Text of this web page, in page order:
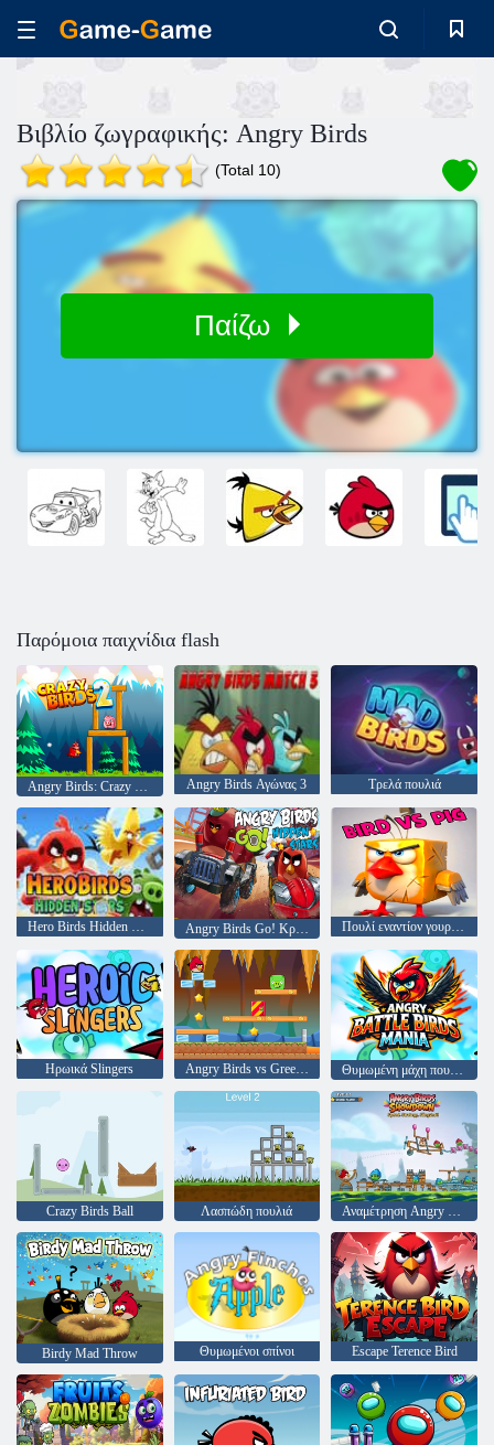
Βιβλίο ζωγραφικής: Angry Birds
(Total 10)
Παίζω
Παρόμοια παιχνίδια flash
Angry Birds: Crazy πτηνά 2 Angry Birds Αγώνας 3 Τρελά πουλιά
Hero Birds Hidden Stars Angry Birds Go! Κρυμμένα αστέρια Πουλί εναντίον γουρουνιού
Ηρωικά Slingers Angry Birds vs Green Pig Θυμωμένη μάχη πουλιών μάχης μανία
Crazy Birds Ball Λασπώδη πουλιά Αναμέτρηση Angry Birds
Birdy Mad Throw Θυμωμένοι σπίνοι Escape Terence Bird